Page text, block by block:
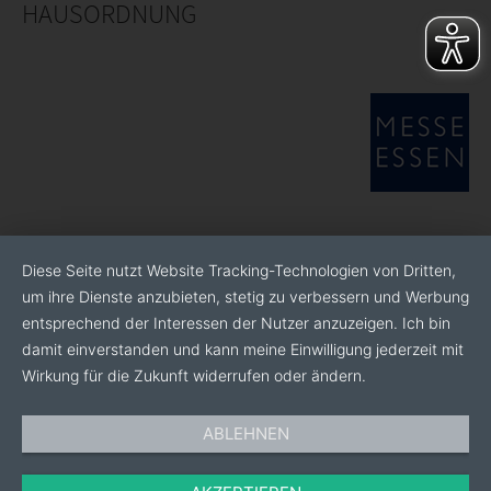
HAUSORDNUNG
Diese Seite nutzt Website Tracking-Technologien von Dritten,
um ihre Dienste anzubieten, stetig zu verbessern und Werbung
entsprechend der Interessen der Nutzer anzuzeigen. Ich bin
damit einverstanden und kann meine Einwilligung jederzeit mit
Wirkung für die Zukunft widerrufen oder ändern.
ABLEHNEN